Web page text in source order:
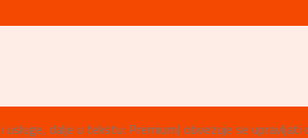
dalje u tekstu: Premium) obvezuje se